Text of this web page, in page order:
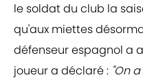
le soldat du club la
qu'aux miettes
défenseur espagnol a
joueur a déclaré : "On